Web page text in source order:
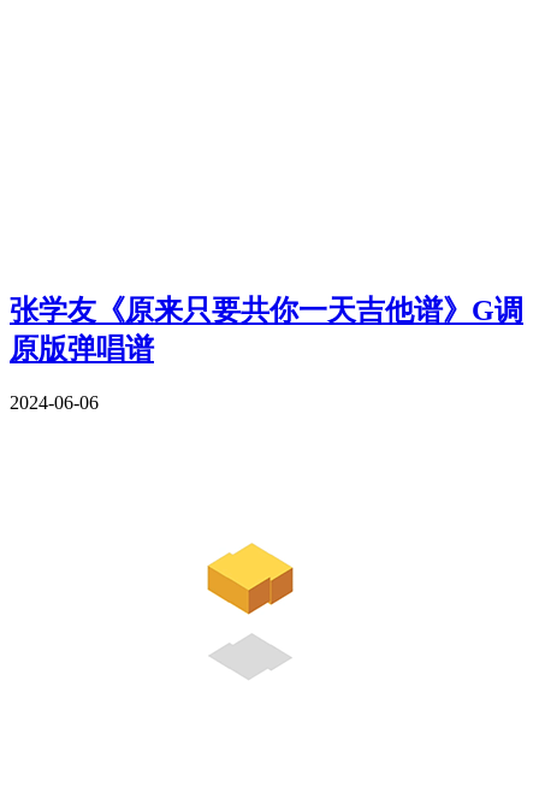
张学友《原来只要共你一天吉他谱》G调
原版弹唱谱
2024-06-06